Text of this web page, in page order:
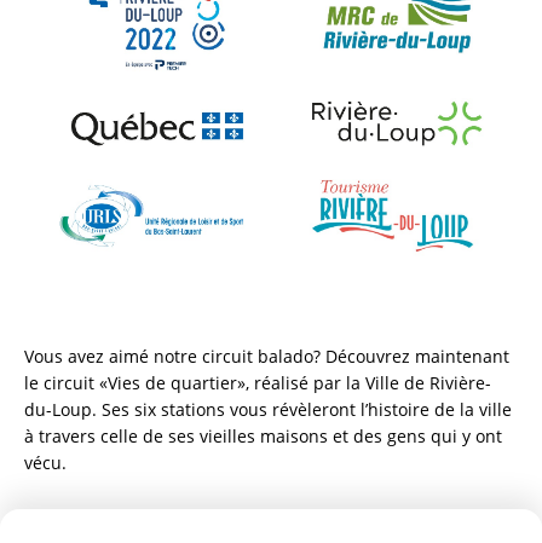
Vous avez aimé notre circuit balado? Découvrez maintenant
le circuit «Vies de quartier», réalisé par la Ville de Rivière-
du-Loup. Ses six stations vous révèleront l’histoire de la ville
à travers celle de ses vieilles maisons et des gens qui y ont
vécu.